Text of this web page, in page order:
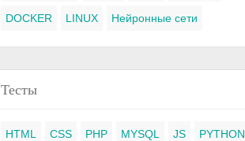
DOCKER LINUX Нейронные сети
Тесты
HTML CSS PHP MYSQL JS PYTHON